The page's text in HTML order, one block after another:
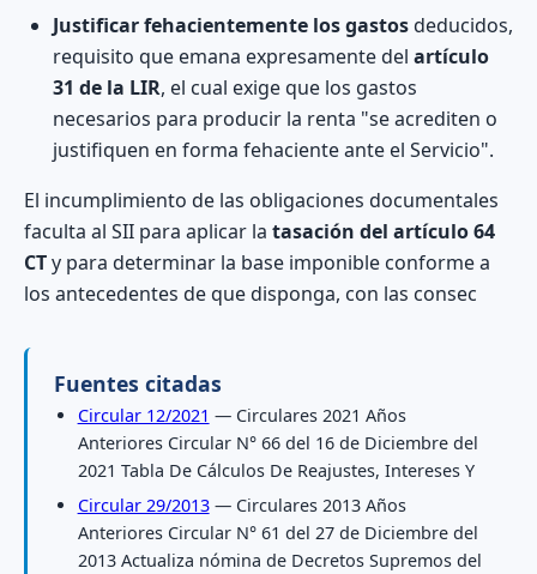
Justificar fehacientemente los gastosdeducidos,
requisito que emana expresamente del artículo
31 de la LIR, el cual exige que los gastos
necesarios para producir la renta "se acrediten o
justifiquen en forma fehaciente ante el Servicio".
El incumplimiento de las obligaciones documentales
faculta al SII para aplicar la tasación del artículo 64
CTy para determinar la base imponible conforme a
los antecedentes de que disponga, con las consec
Fuentes citadas
Circular 12/2021 — Circulares 2021 Años
Anteriores Circular N° 66 del 16 de Diciembre del
2021 Tabla De Cálculos De Reajustes, Intereses Y
Circular 29/2013— Circulares 2013 Años
Anteriores Circular N° 61 del 27 de Diciembre del
2013 Actualiza nómina de Decretos Supremos del